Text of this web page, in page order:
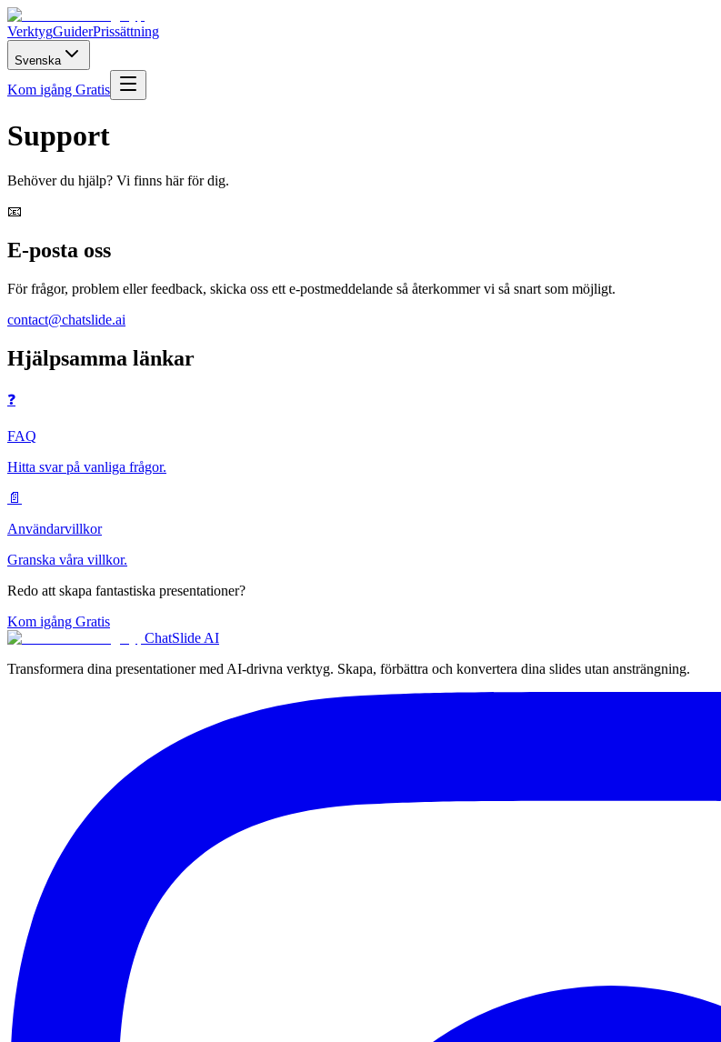
VerktygGuiderPrissättning
Svenska
Kom igång Gratis
Support
Behöver du hjälp? Vi finns här för dig.
📧
E-posta oss
För frågor, problem eller feedback, skicka oss ett e-postmeddelande så återkommer vi så snart som möjligt.
contact@chatslide.ai
Hjälpsamma länkar
❓
FAQ
Hitta svar på vanliga frågor.
📄
Användarvillkor
Granska våra villkor.
Redo att skapa fantastiska presentationer?
Kom igång Gratis
ChatSlide AI
Transformera dina presentationer med AI-drivna verktyg. Skapa, förbättra och konvertera dina slides utan ansträngning.